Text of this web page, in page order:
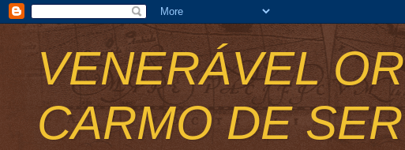
VENERÁVEL
CARMO DE